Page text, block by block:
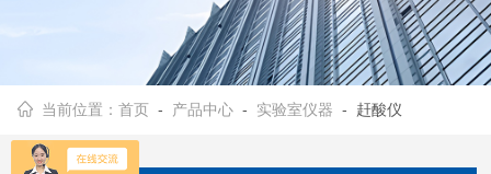
当前位置：首页 - 产品中心 - 实验室仪器 - 赶酸仪